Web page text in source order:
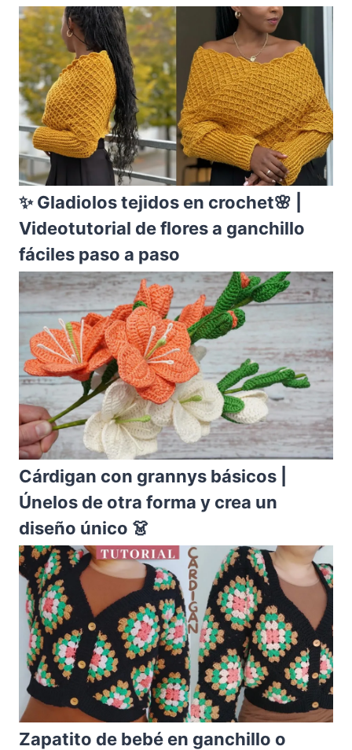
✨ Gladiolos tejidos en crochet🌸 |
Videotutorial de flores a ganchillo
fáciles paso a paso
Cárdigan con grannys básicos |
Únelos de otra forma y crea un
diseño único 👗
Zapatito de bebé en ganchillo o